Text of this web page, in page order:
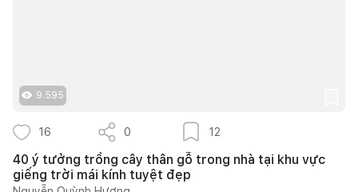
9.595
16 0 12
40 ý tưởng trồng cây thân gỗ trong nhà tại khu vực
giếng trời mái kính tuyệt đẹp